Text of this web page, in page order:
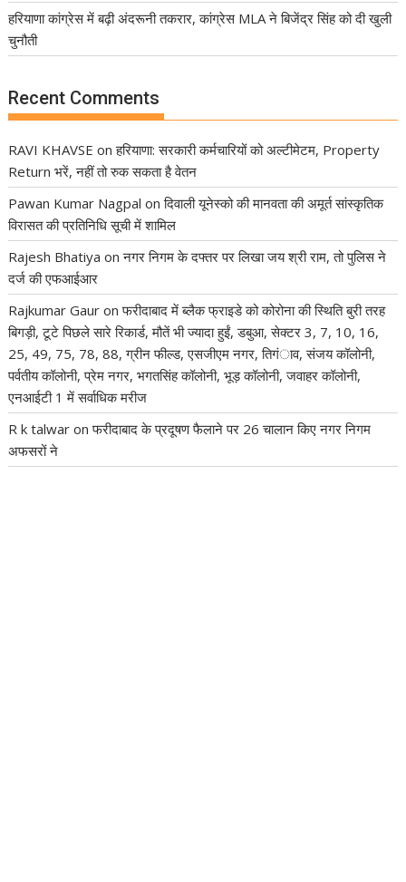
हरियाणा कांग्रेस में बढ़ी अंदरूनी तकरार, कांग्रेस MLA ने बिजेंद्र सिंह को दी खुली
चुनौती
Recent Comments
RAVI KHAVSE onहरियाणा: सरकारी कर्मचारियों को अल्टीमेटम, Property
Return भरें, नहीं तो रुक सकता है वेतन
Pawan Kumar Nagpal onदिवाली यूनेस्को की मानवता की अमूर्त सांस्कृतिक
विरासत की प्रतिनिधि सूची में शामिल
Rajesh Bhatiya onनगर निगम के दफ्तर पर लिखा जय श्री राम, तो पुलिस ने
दर्ज की एफआईआर
Rajkumar Gaur onफरीदाबाद में ब्लैक फ्राइडे को कोरोना की स्थिति बुरी तरह
बिगड़ी, टूटे पिछले सारे रिकार्ड, मौतें भी ज्यादा हुईं, डबुआ, सेक्टर 3, 7, 10, 16,
25, 49, 75, 78, 88, ग्रीन फील्ड, एसजीएम नगर, तिगंाव, संजय कॉलोनी,
पर्वतीय कॉलोनी, प्रेम नगर, भगतसिंह कॉलोनी, भूड़ कॉलोनी, जवाहर कॉलोनी,
एनआईटी 1 में सर्वाधिक मरीज
R k talwar onफरीदाबाद के प्रदूषण फैलाने पर 26 चालान किए नगर निगम
अफसरों ने